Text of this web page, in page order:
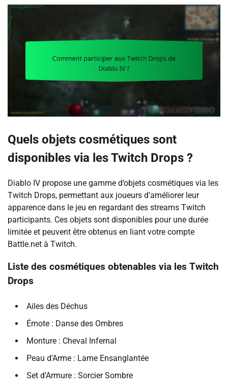
Quels objets cosmétiques sont
disponibles via les Twitch Drops ?
Diablo IV propose une gamme d’objets cosmétiques via les
Twitch Drops, permettant aux joueurs d’améliorer leur
apparence dans le jeu en regardant des streams Twitch
participants. Ces objets sont disponibles pour une durée
limitée et peuvent être obtenus en liant votre compte
Battle.net à Twitch.
Liste des cosmétiques obtenables via les Twitch
Drops
Ailes des Déchus
Émote : Danse des Ombres
Monture : Cheval Infernal
Peau d’Arme : Lame Ensanglantée
Set d’Armure : Sorcier Sombre